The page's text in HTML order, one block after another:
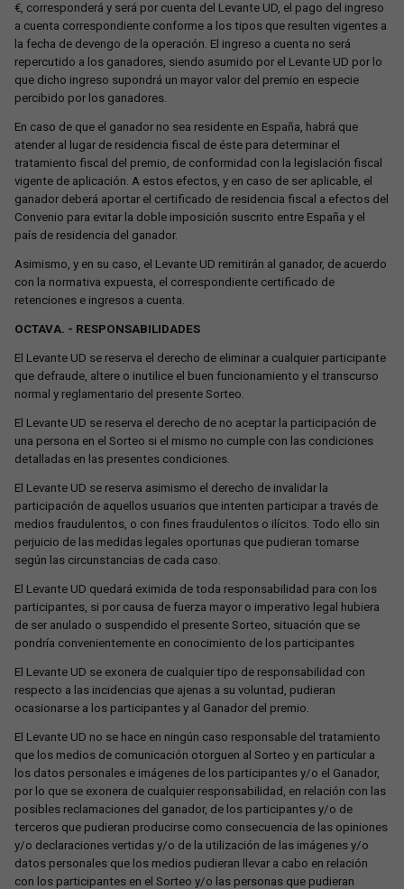
€, corresponderá y será por cuenta del Levante UD, el pago del ingreso
a cuenta correspondiente conforme a los tipos que resulten vigentes a
la fecha de devengo de la operación. El ingreso a cuenta no será
repercutido a los ganadores, siendo asumido por el Levante UD por lo
que dicho ingreso supondrá un mayor valor del premio en especie
percibido por los ganadores.
En caso de que el ganador no sea residente en España, habrá que
atender al lugar de residencia fiscal de éste para determinar el
tratamiento fiscal del premio, de conformidad con la legislación fiscal
vigente de aplicación. A estos efectos, y en caso de ser aplicable, el
ganador deberá aportar el certificado de residencia fiscal a efectos del
Convenio para evitar la doble imposición suscrito entre España y el
país de residencia del ganador.
Asimismo, y en su caso, el Levante UD remitirán al ganador, de acuerdo
con la normativa expuesta, el correspondiente certificado de
retenciones e ingresos a cuenta.
OCTAVA. - RESPONSABILIDADES
El Levante UD se reserva el derecho de eliminar a cualquier participante
que defraude, altere o inutilice el buen funcionamiento y el transcurso
normal y reglamentario del presente Sorteo.
El Levante UD se reserva el derecho de no aceptar la participación de
una persona en el Sorteo si el mismo no cumple con las condiciones
detalladas en las presentes condiciones.
El Levante UD se reserva asimismo el derecho de invalidar la
participación de aquellos usuarios que intenten participar a través de
medios fraudulentos, o con fines fraudulentos o ilícitos. Todo ello sin
perjuicio de las medidas legales oportunas que pudieran tomarse
según las circunstancias de cada caso.
El Levante UD quedará eximida de toda responsabilidad para con los
participantes, si por causa de fuerza mayor o imperativo legal hubiera
de ser anulado o suspendido el presente Sorteo, situación que se
pondría convenientemente en conocimiento de los participantes
El Levante UD se exonera de cualquier tipo de responsabilidad con
respecto a las incidencias que ajenas a su voluntad, pudieran
ocasionarse a los participantes y al Ganador del premio.
El Levante UD no se hace en ningún caso responsable del tratamiento
que los medios de comunicación otorguen al Sorteo y en particular a
los datos personales e imágenes de los participantes y/o el Ganador,
por lo que se exonera de cualquier responsabilidad, en relación con las
posibles reclamaciones del ganador, de los participantes y/o de
terceros que pudieran producirse como consecuencia de las opiniones
y/o declaraciones vertidas y/o de la utilización de las imágenes y/o
datos personales que los medios pudieran llevar a cabo en relación
con los participantes en el Sorteo y/o las personas que pudieran